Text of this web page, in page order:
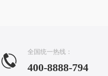
全国统一热线：
400-8888-794